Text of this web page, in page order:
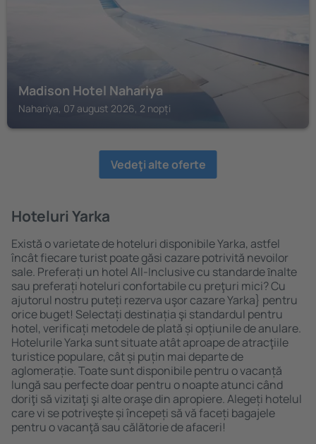
Madison Hotel Nahariya
Nahariya, 07 august 2026, 2 nopți
Vedeţi alte oferte
Hoteluri Yarka
Există o varietate de hoteluri disponibile Yarka, astfel
încât fiecare turist poate găsi cazare potrivită nevoilor
sale. Preferați un hotel All-Inclusive cu standarde ȋnalte
sau preferați hoteluri confortabile cu preţuri mici? Cu
ajutorul nostru puteți rezerva uşor cazare Yarka} pentru
orice buget! Selectați destinația şi standardul pentru
hotel, verificați metodele de plată și opțiunile de anulare.
Hotelurile Yarka sunt situate atât aproape de atracţiile
turistice populare, cât și puțin mai departe de
aglomerație. Toate sunt disponibile pentru o vacanță
lungă sau perfecte doar pentru o noapte atunci când
doriţi să vizitaţi şi alte oraşe din apropiere. Alegeți hotelul
care vi se potriveşte și începeți să vă faceți bagajele
pentru o vacanţă sau călătorie de afaceri!